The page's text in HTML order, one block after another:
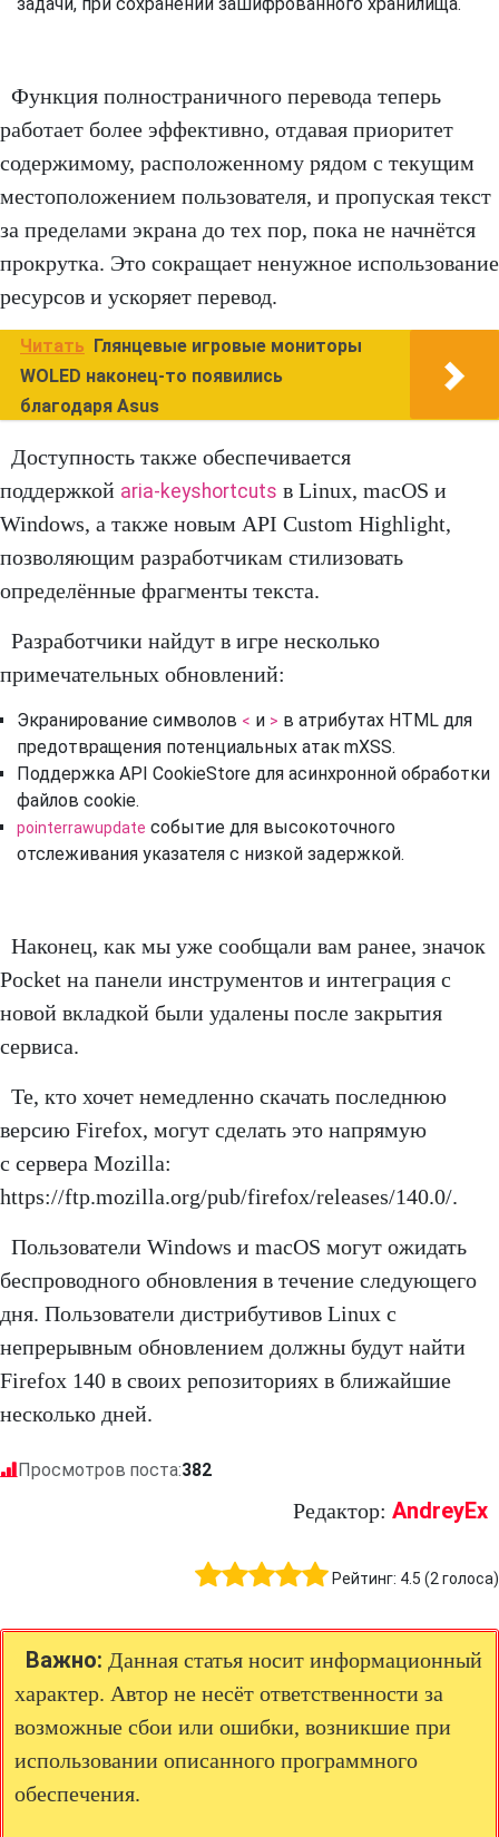
задачи, при сохранении зашифрованного хранилища.
Функция полностраничного перевода теперь
работает более эффективно, отдавая приоритет
содержимому, расположенному рядом с текущим
местоположением пользователя, и пропуская текст
за пределами экрана до тех пор, пока не начнётся
прокрутка. Это сокращает ненужное использование
ресурсов и ускоряет перевод.
Читать
Глянцевые игровые мониторы
WOLED наконец-то появились
благодаря Asus
Доступность также обеспечивается
поддержкой aria-keyshortcuts в Linux, macOS и
Windows, а также новым API Custom Highlight,
позволяющим разработчикам стилизовать
определённые фрагменты текста.
Разработчики найдут в игре несколько
примечательных обновлений:
Экранирование символов < и > в атрибутах HTML для
предотвращения потенциальных атак mXSS.
Поддержка API CookieStore для асинхронной обработки
файлов cookie.
pointerrawupdate событие для высокоточного
отслеживания указателя с низкой задержкой.
Наконец, как мы уже сообщали вам ранее, значок
Pocket на панели инструментов и интеграция с
новой вкладкой были удалены после закрытия
сервиса.
Те, кто хочет немедленно скачать последнюю
версию Firefox, могут сделать это напрямую
с сервера Mozilla:
https://ftp.mozilla.org/pub/firefox/releases/140.0/.
Пользователи Windows и macOS могут ожидать
беспроводного обновления в течение следующего
дня. Пользователи дистрибутивов Linux с
непрерывным обновлением должны будут найти
Firefox 140 в своих репозиториях в ближайшие
несколько дней.
Просмотров поста:382
Редактор: AndreyEx
Рейтинг: 4.5 (2голоса)
Важно: Данная статья носит информационный
характер. Автор не несёт ответственности за
возможные сбои или ошибки, возникшие при
использовании описанного программного
обеспечения.